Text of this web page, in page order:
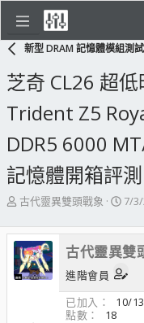
新型 DRAM 記憶體模組測試
芝奇 CL26 超
Trident Z5
DDR5 6000
記憶體開箱評測
主
發
起
人
古代靈異雙頭戰象
開
日
期
7/
古代靈異雙
進階會員
已加入
10/
點數
18